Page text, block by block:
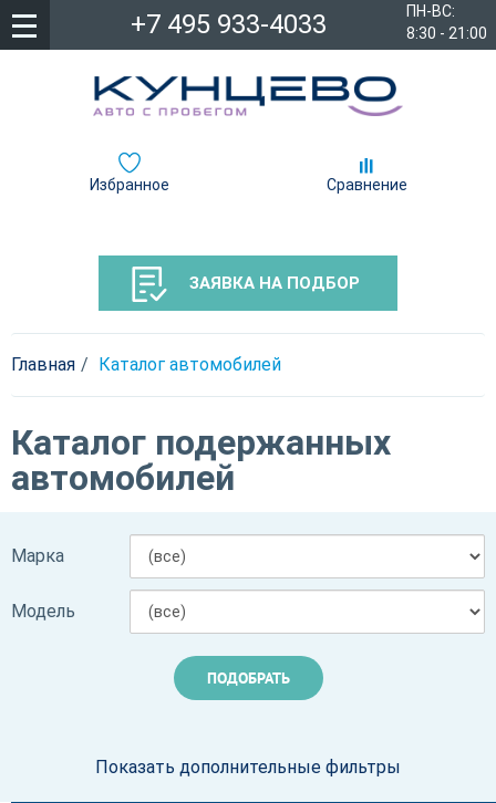
ПН-ВС:
8:30 - 21:00
+7 495 933-4033
Избранное Сравнение
ЗАЯВКА НА ПОДБОР
Главная Каталог автомобилей
Каталог подержанных
автомобилей
Марка
Модель
Показать дополнительные фильтры